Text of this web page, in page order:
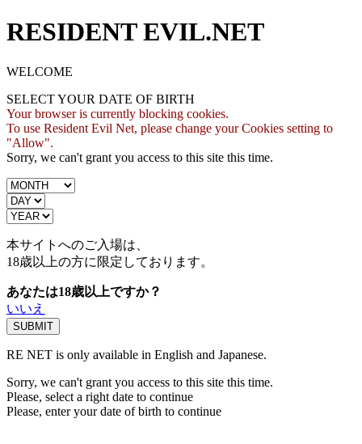
RESIDENT EVIL.NET
WELCOME
SELECT YOUR DATE OF BIRTH
Your browser is currently blocking cookies.
To use Resident Evil Net, please change your Cookies setting to
"Allow".
Sorry, we can't grant you access to this site this time.
本サイトへのご入場は、
18歳以上の方に限定しております。
あなたは18歳以上ですか？
いいえ
RE NET is only available in English and Japanese.
Sorry, we can't grant you access to this site this time.
Please, select a right date to continue
Please, enter your date of birth to continue